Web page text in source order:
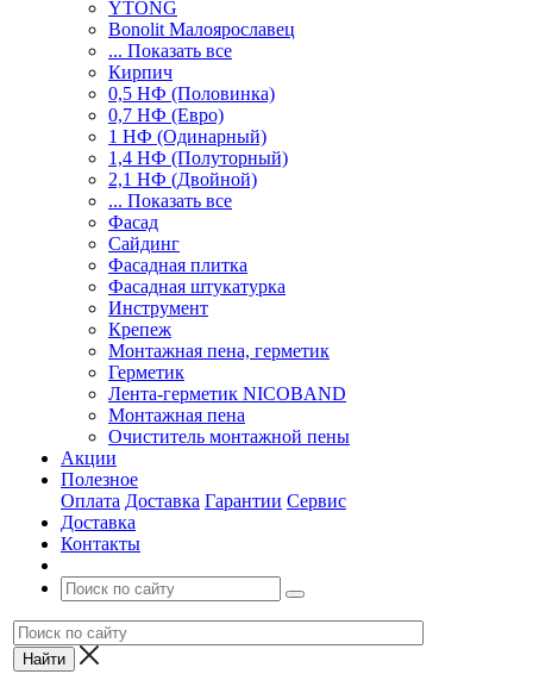
YTONG
Bonolit Малоярославец
... Показать все
Кирпич
0,5 НФ (Половинка)
0,7 НФ (Евро)
1 НФ (Одинарный)
1,4 НФ (Полуторный)
2,1 НФ (Двойной)
... Показать все
Фасад
Сайдинг
Фасадная плитка
Фасадная штукатурка
Инструмент
Крепеж
Монтажная пена, герметик
Герметик
Лента-герметик NICOBAND
Монтажная пена
Очиститель монтажной пены
Акции
Полезное
Оплата Доставка Гарантии Сервис
Доставка
Контакты